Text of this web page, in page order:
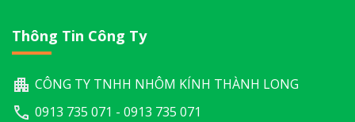
Thông Tin Công Ty
CÔNG TY TNHH NHÔM KÍNH THÀNH LONG
0913 735 071 - 0913 735 071